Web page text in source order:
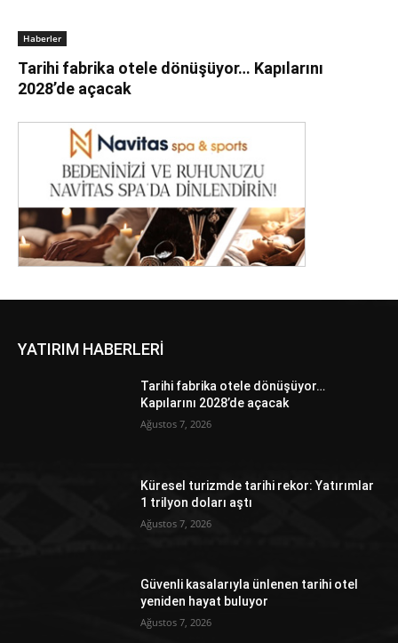
Haberler
Tarihi fabrika otele dönüşüyor… Kapılarını
2028’de açacak
YATIRIM HABERLERİ
Tarihi fabrika otele dönüşüyor…
Kapılarını 2028’de açacak
Ağustos 7, 2026
Küresel turizmde tarihi rekor: Yatırımlar
1 trilyon doları aştı
Ağustos 7, 2026
Güvenli kasalarıyla ünlenen tarihi otel
yeniden hayat buluyor
Ağustos 7, 2026